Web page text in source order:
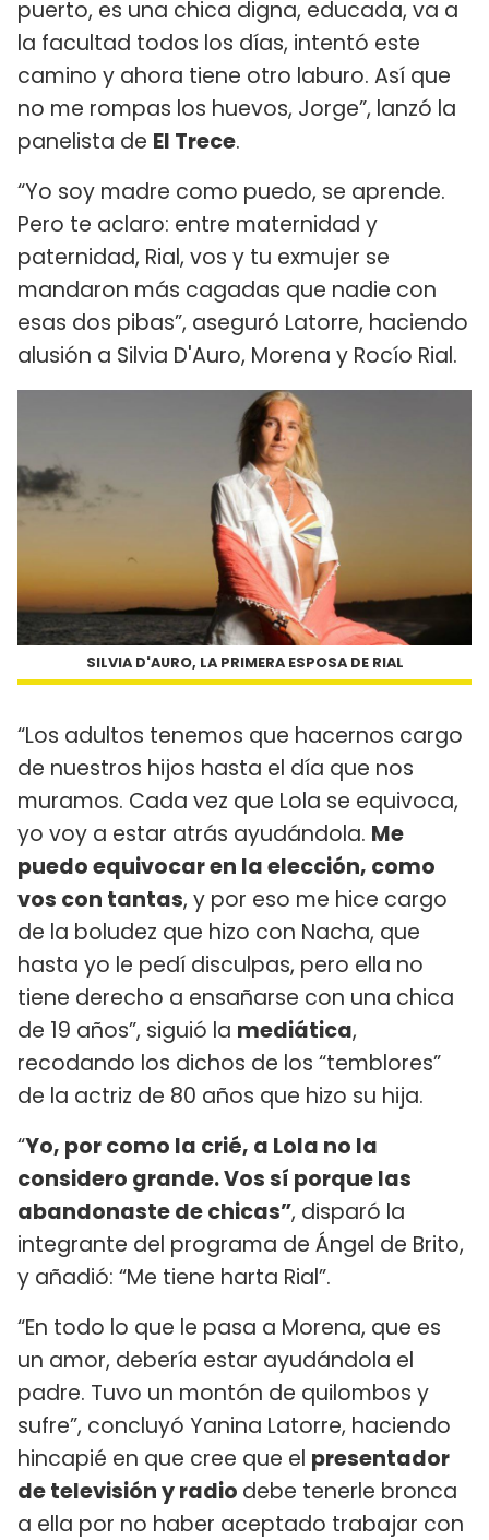
puerto, es una chica digna, educada, va a
la facultad todos los días, intentó este
camino y ahora tiene otro laburo. Así que
no me rompas los huevos, Jorge”, lanzó la
panelista de El Trece.
“Yo soy madre como puedo, se aprende.
Pero te aclaro: entre maternidad y
paternidad, Rial, vos y tu exmujer se
mandaron más cagadas que nadie con
esas dos pibas”, aseguró Latorre, haciendo
alusión a Silvia D'Auro, Morena y Rocío Rial.
SILVIA D'AURO, LA PRIMERA ESPOSA DE RIAL
“Los adultos tenemos que hacernos cargo
de nuestros hijos hasta el día que nos
muramos. Cada vez que Lola se equivoca,
yo voy a estar atrás ayudándola. Me
puedo equivocar en la elección, como
vos con tantas, y por eso me hice cargo
de la boludez que hizo con Nacha, que
hasta yo le pedí disculpas, pero ella no
tiene derecho a ensañarse con una chica
de 19 años”, siguió la mediática,
recodando los dichos de los “temblores”
de la actriz de 80 años que hizo su hija.
“Yo, por como la crié, a Lola no la
considero grande. Vos sí porque las
abandonaste de chicas”, disparó la
integrante del programa de Ángel de Brito,
y añadió: “Me tiene harta Rial”.
“En todo lo que le pasa a Morena, que es
un amor, debería estar ayudándola el
padre. Tuvo un montón de quilombos y
sufre”, concluyó Yanina Latorre, haciendo
hincapié en que cree que el presentador
de televisión y radio debe tenerle bronca
a ella por no haber aceptado trabajar con